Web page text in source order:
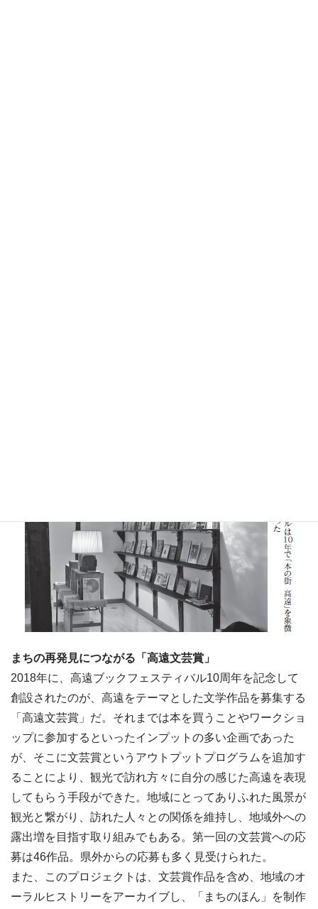
まちの再発見につながる「高遠文芸賞」
2018年に、高遠ブックフェスティバル10周年を記念して
創設されたのが、高遠をテーマとした文学作品を募集する
「高遠文芸賞」だ。それまでは本を買うことやワークショ
ップに参加するといったインプットの多い企画であった
が、そこに文芸賞というアウトプットプログラムを追加す
ることにより、観光で訪れ方々に自分の感じた高遠を表現
してもらう手段ができた。地域にとってありふれた風景が
観光と繋がり、訪れた人々との関係を維持し、地域外への
露出増を目指す取り組みでもある。第一回の文芸賞への応
募は46作品。県外からの応募も多く見受けられた。
また、このプロジェクトは、文芸賞作品を含め、地域のオ
ーラルヒストリーをアーカイブし、「まちのほん」を制作